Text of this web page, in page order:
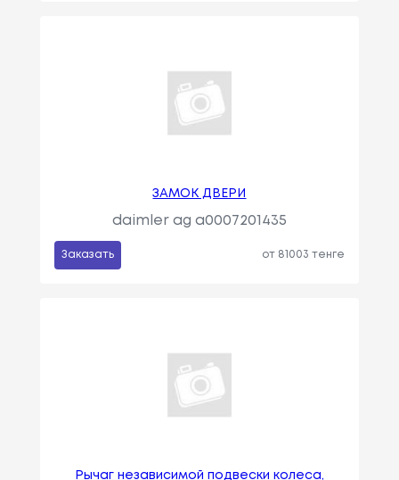
ЗАМОК ДВЕРИ
daimler ag a0007201435
Заказать от 81003 тенге
Рычаг независимой подвески колеса,